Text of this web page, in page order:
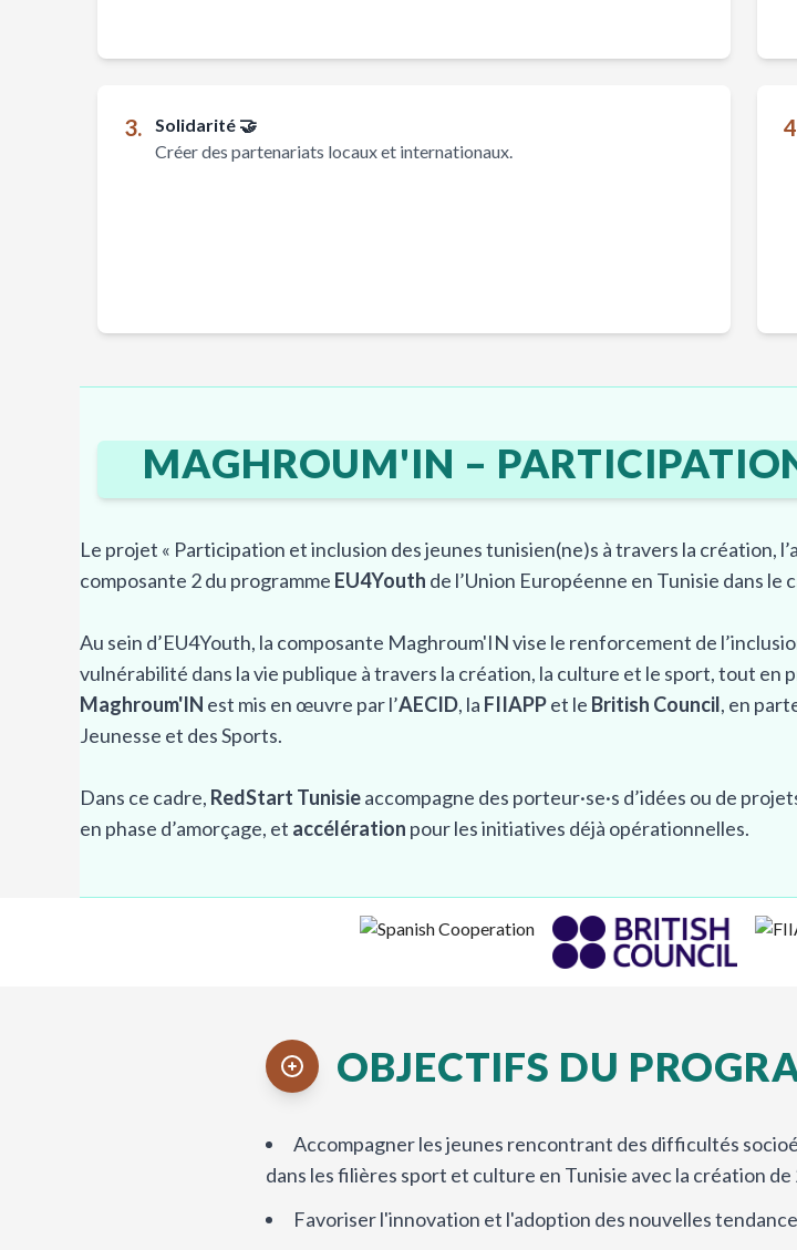
3.
Solidarité 🤝
Créer des partenariats locaux et internationaux.
MAGHROUM'IN –
Le projet « Participation et inclusion des jeunes tunisien(ne)s à travers la création,
composante 2 du programme EU4Youth de l’Union Européenne en Tunisie dans
Au sein d’EU4Youth, la composante Maghroum'IN vise le renforcement de
vulnérabilité dans la vie publique à travers la création, la culture et le sport, tout
Maghroum'IN est mis en œuvre par l’AECID, la FIIAPPet le British Council, en
Jeunesse et des Sports.
Dans ce cadre, RedStart Tunisieaccompagne des porteur·se·s d’idées ou de
en phase d’amorçage, et accélération pour les initiatives déjà opérationnelles.
OBJECTIFS DU
Accompagner les jeunes rencontrant des difficultés
dans les filières sport et culture en Tunisie avec la création
Favoriser l'innovation et l'adoption des nouvelles